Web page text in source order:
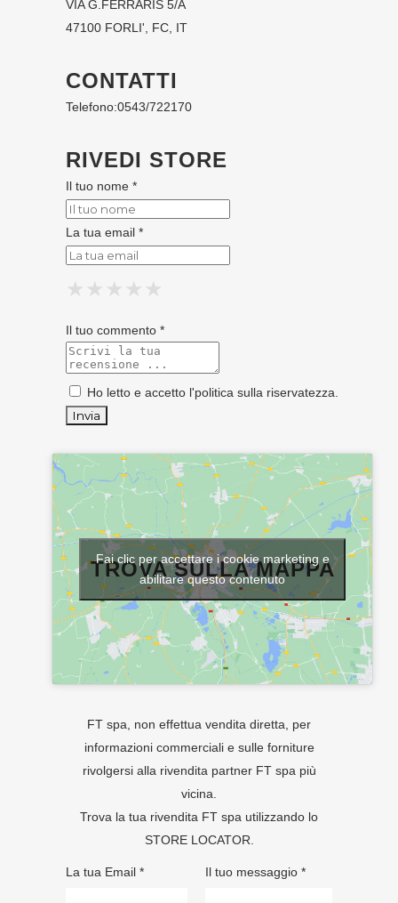
VIA G.FERRARIS 5/A
47100 FORLI', FC, IT
CONTATTI
Telefono:0543/722170
RIVEDI STORE
Il tuo nome *
La tua email *
★
★ ★
★ ★ ★
★ ★ ★ ★
★ ★ ★ ★ ★
Il tuo commento *
Ho letto e accetto l'politica sulla riservatezza
TROVA SULLA MAPPA
Fai clic per accettare i cookie marketing e
abilitare questo contenuto
FT spa, non effettua vendita diretta, per
informazioni commerciali e sulle forniture
rivolgersi alla rivendita partner FT spa più
vicina.
Trova la tua rivendita FT spa utilizzando lo
STORE LOCATOR
La tua Email * Il tuo messaggio *